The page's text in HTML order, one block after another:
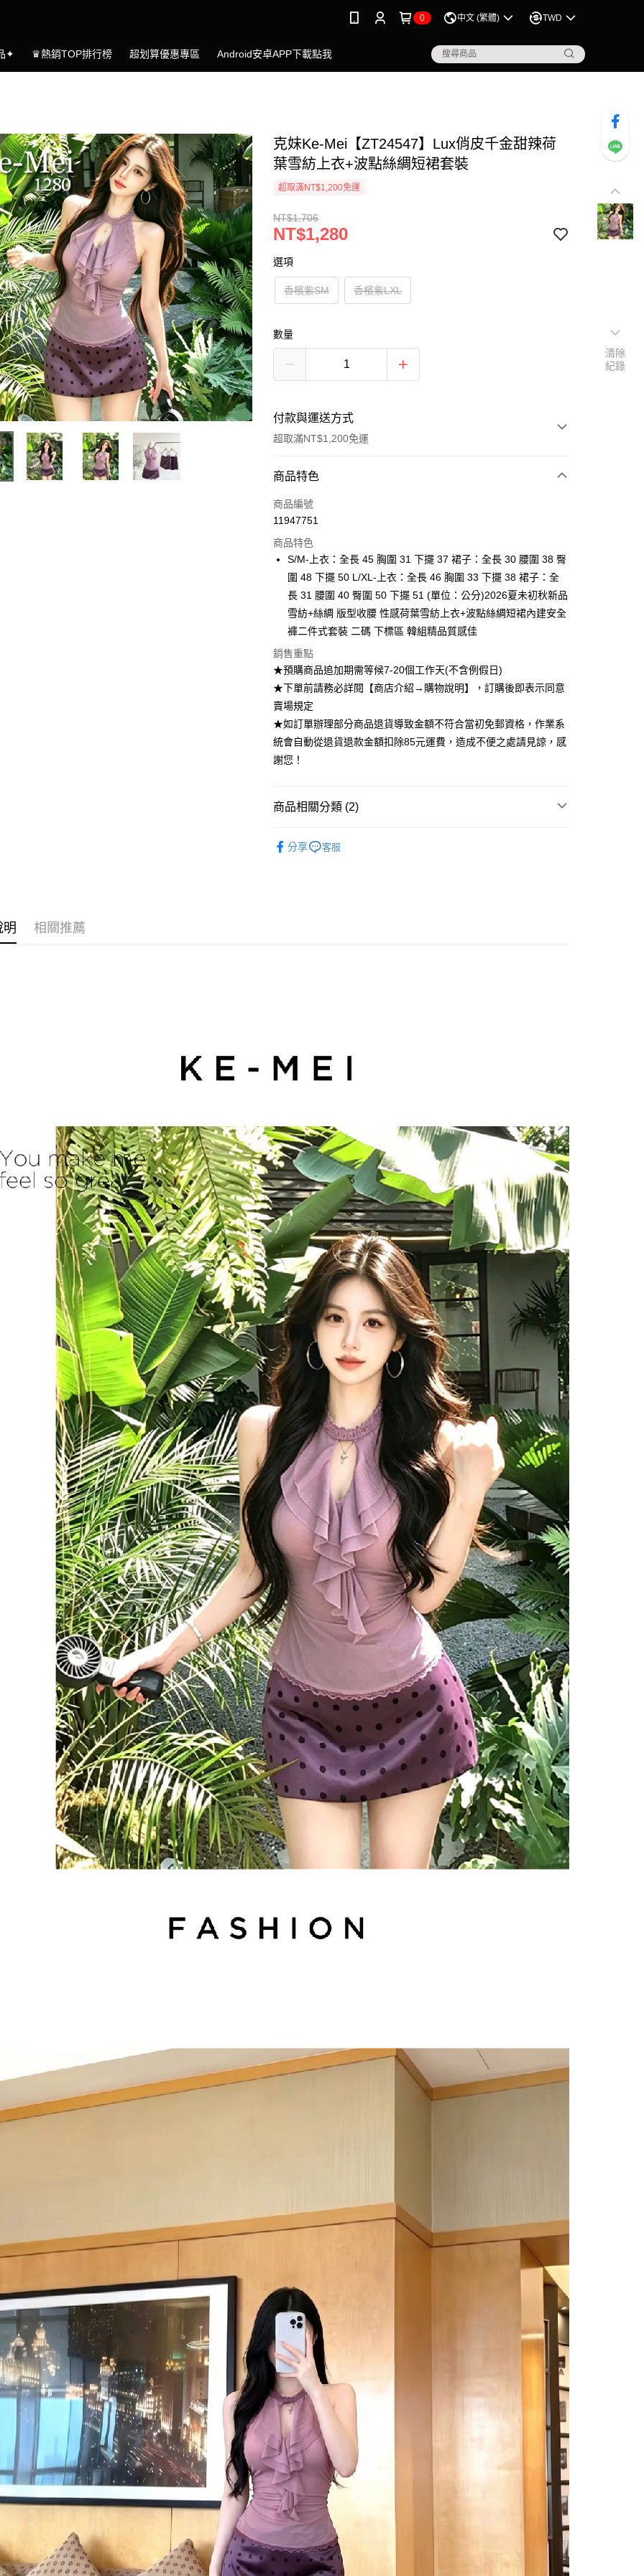
0 中文 (繁體) TWD
✦ ♛熱銷TOP排行榜 超划算優惠專區 Android安卓APP下載點我
克妹Ke-Mei【ZT24547】Lux俏皮千金甜辣荷
葉雪紡上衣+波點絲綢短裙套裝
超取滿NT$1,200免運
NT$1,706
NT$1,280
選項
香檳紫SM 香檳紫LXL
數量
付款與運送方式
超取滿NT$1,200免運
付款方式
信用卡一次付款
Apple Pay
ATM付款
運送方式
全家付款取貨
每筆NT$85，滿NT$1,200(含以上)免運費
付款後全家取貨
每筆NT$85，滿NT$1,200(含以上)免運費
7-11付款取貨
每筆NT$85，滿NT$1,200(含以上)免運費
每筆NT$85，滿NT$1,200(含以上)免運費
宅配
商品特色
商品編號
11947751
商品特色
S/M-上衣：全長 45 胸圍 31 下擺 37 裙子：全長 30 腰圍 38 臀
圍 48 下擺 50 L/XL-上衣：全長 46 胸圍 33 下擺 38 裙子：全
長 31 腰圍 40 臀圍 50 下擺 51 (單位：公分)2026夏未初秋新品
雪紡+絲綢 版型收腰 性感荷葉雪紡上衣+波點絲綢短裙內建安全
褲二件式套裝 二碼 下標區 韓組精品質感佳
銷售重點
★預購商品追加期需等候7-20個工作天(不含例假日)
★下單前請務必詳閱【商店介紹→購物說明】，訂購後即表示同意
賣場規定
★如訂單辦理部分商品退貨導致金額不符合當初免郵資格，作業系
統會自動從退貨退款金額扣除85元運費，造成不便之處請見諒，感
謝您！
商品相關分類 (2)
分享 客服
明 相關推薦
清除
紀錄